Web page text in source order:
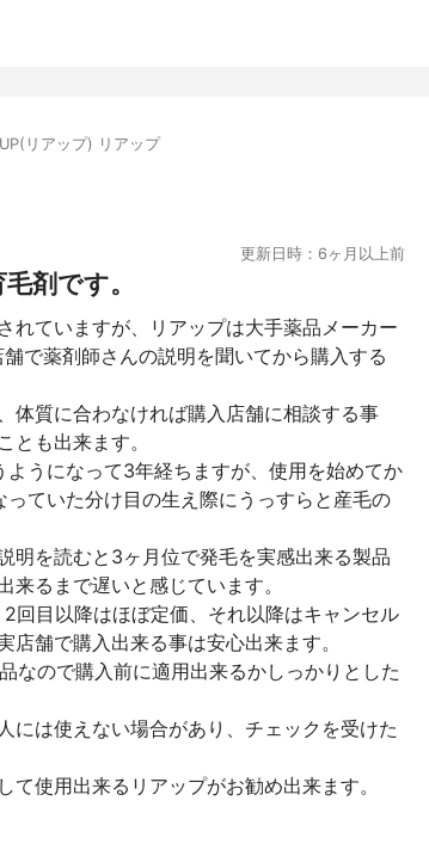
リアップ) リアップ
更新日時：6ヶ月以上前
剤です。
れていますが、リアップは大手薬品メーカー
で薬剤師さんの説明を聞いてから購入する
体質に合わなければ購入店舗に相談する事
とも出来ます。
うになって3年経ちますが、使用を始めてか
ていた分け目の生え際にうっすらと産毛の
明を読むと3ヶ月位で発毛を実感出来る製品
るまで遅いと感じています。
回目以降はほぼ定価、それ以降はキャンセル
舗で購入出来る事は安心出来ます。
なので購入前に適用出来るかしっかりとした
には使えない場合があり、チェックを受けた
使用出来るリアップがお勧め出来ます。